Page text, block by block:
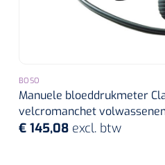
BOSO
Manuele bloeddrukmeter
velcromanchet
€ 145,08 excl. btw